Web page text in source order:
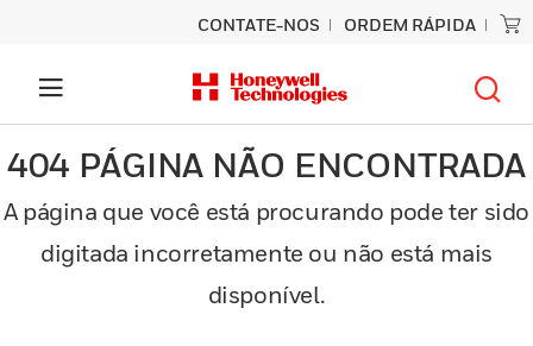
CONTATE-NOS ORDEM RÁPIDA
404 PÁGINA NÃO ENCONTRADA
A página que você está procurando pode ter sido
digitada incorretamente ou não está mais
disponível.